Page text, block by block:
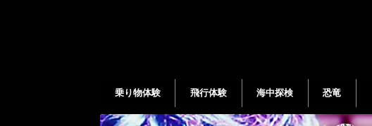
乗り物体験 飛行体験 海中探検 恐竜